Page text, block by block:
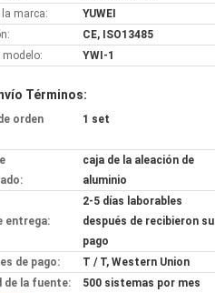
la marca:
YUWEI
CE, ISO13485
modelo:
YWI-1
Términos:
orden
1 set
caja de la aleación de
aluminio
entrega:
2-5 días laborables
después de recibieron su
pago
de pago:
T / T, Western Union
de la fuente:
500 sistemas por mes